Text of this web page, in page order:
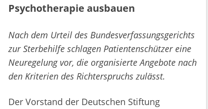
Psychotherapie ausbauen
Nach dem Urteil des Bundesverfassungsgerichts
zur Sterbehilfe schlagen Patientenschützer eine
Neuregelung vor, die organisierte Angebote nach
den Kriterien des Richterspruchs zulässt.
Der Vorstand der Deutschen Stiftung